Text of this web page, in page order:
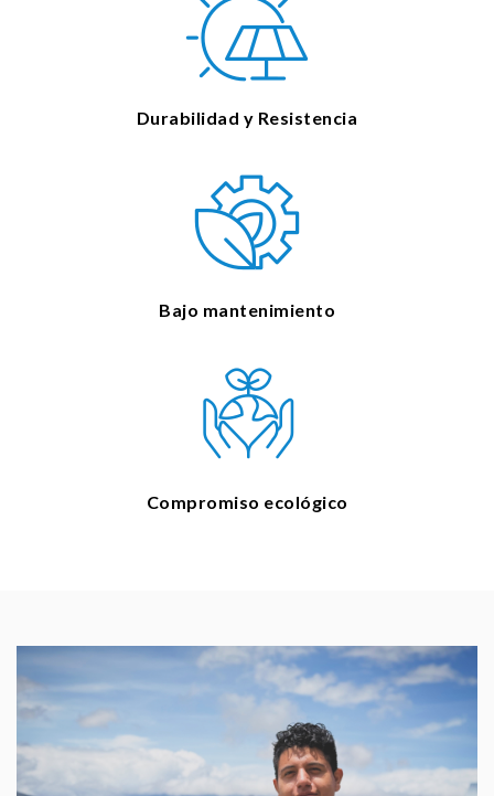
Durabilidad y Resistencia
Bajo mantenimiento
Compromiso ecológico